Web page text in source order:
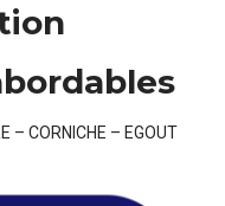
– CORNICHE – EGOUT